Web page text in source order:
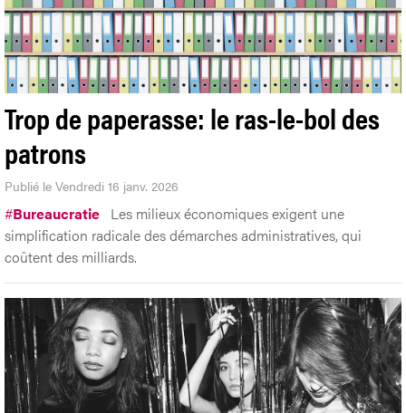
Trop de paperasse: le ras-le-bol des
patrons
Publié le Vendredi 16 janv. 2026
#Bureaucratie Les milieux économiques exigent une
simplification radicale des démarches administratives, qui
coûtent des milliards.